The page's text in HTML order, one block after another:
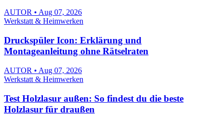
AUTOR • Aug 07, 2026
Werkstatt & Heimwerken
Druckspüler Icon: Erklärung und
Montageanleitung ohne Rätselraten
AUTOR • Aug 07, 2026
Werkstatt & Heimwerken
Test Holzlasur außen: So findest du die beste
Holzlasur für draußen